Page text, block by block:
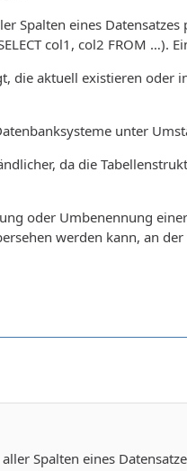
Spalten eines
col1, col2 FROM …).
die aktuell existieren oder
unter
da die
oder Umbenennung
werden kann, an
Spalten eines